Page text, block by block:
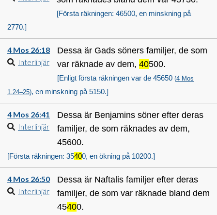
[Första räkningen: 46500, en minskning på
2770.]
4 Mos 26:18
Interlinjär
Dessa är Gads söners familjer, de som
var räknade av dem, 40500.
[Enligt första räkningen var de 45650 (4 Mos
1:24–25), en minskning på 5150.]
4 Mos 26:41
Interlinjär
Dessa är Benjamins söner efter deras
familjer, de som räknades av dem,
45600.
[Första räkningen: 35400, en ökning på 10200.]
4 Mos 26:50
Interlinjär
Dessa är Naftalis familjer efter deras
familjer, de som var räknade bland dem
45400.